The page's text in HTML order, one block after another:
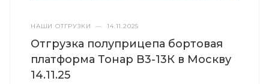
НАШИ ОТГРУЗКИ — 14.11.2025
Отгрузка полуприцепа бортовая
платформа Тонар B3-13К в Москву
14.11.25